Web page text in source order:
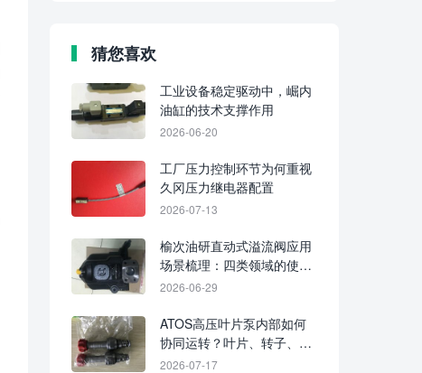
猜您喜欢
工业设备稳定驱动中，崛内
油缸的技术支撑作用
2026-06-20
工厂压力控制环节为何重视
久冈压力继电器配置
2026-07-13
榆次油研直动式溢流阀应用
场景梳理：四类领域的使用
方向
2026-06-29
ATOS高压叶片泵内部如何
协同运转？叶片、转子、定
子与配油机构解析
2026-07-17